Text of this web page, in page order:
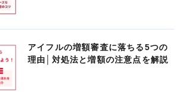
アイフルの増額審査に落ちる5つの
理由│対処法と増額の注意点を解説